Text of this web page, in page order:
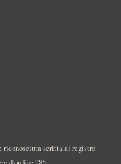
riconosciuta scritta al registro